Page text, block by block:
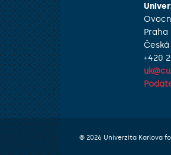
Praha
+420
© 2026 Univerzita Karlova